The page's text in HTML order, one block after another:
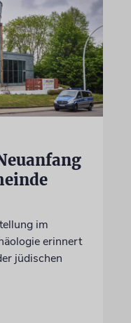
im
erinnert
jüdischen